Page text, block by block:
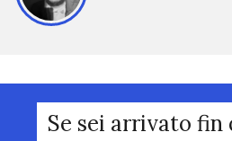
Se sei arrivato fin